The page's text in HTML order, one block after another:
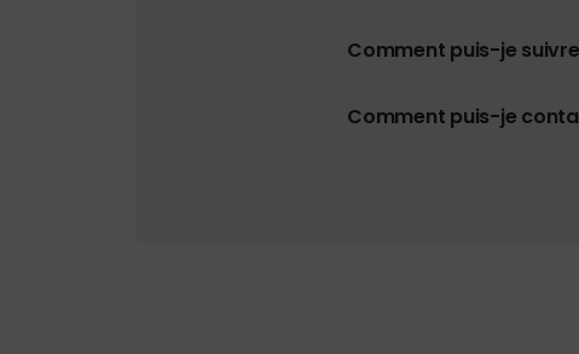
Comment puis-je
Comment puis-je